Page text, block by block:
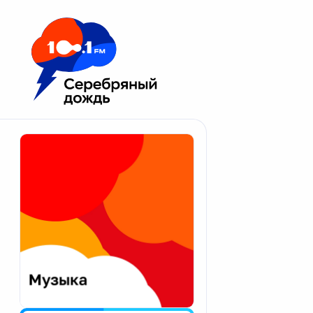
Москва 100.1 FM
Апатиты
Екатеринбург
Калининград
Калуга